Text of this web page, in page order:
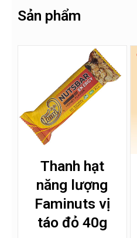
Sản phẩm
Thanh hạt
năng lượng
Faminuts vị
táo đỏ 40g